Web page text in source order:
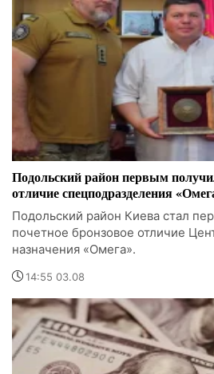
Подольский район первым
отличие спецподразделения
Подольский район Киева стал
почетное бронзовое отличие
назначения «Омега».
14:55 03.08